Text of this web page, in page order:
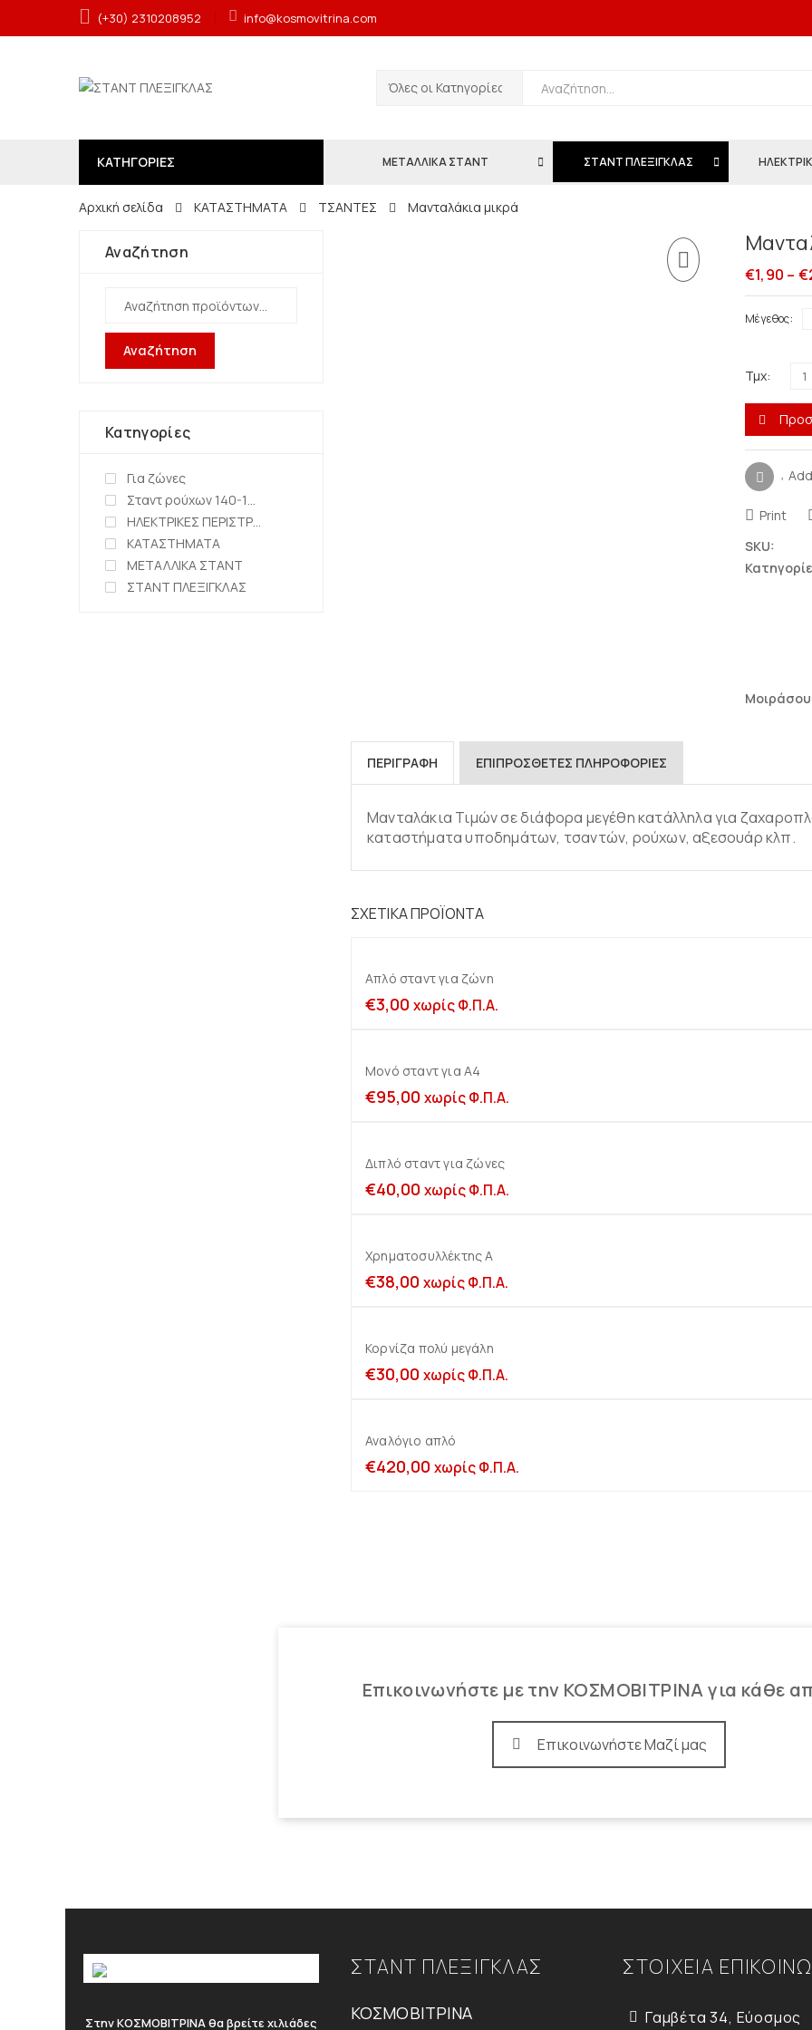
(+30) 2310208952 info@kosmovitrina.com
ΚΑΤΗΓΟΡΙΕΣ ΜΕΤΑΛΛΙΚΑ ΣΤΑΝΤ ΣΤΑΝΤ ΠΛΕΞΙΓΚΛΑΣ
Αρχική σελίδα ΚΑΤΑΣΤΗΜΑΤΑ ΤΣΑΝΤΕΣ Μανταλάκια μικρά
€1,90 – €
Μέγεθος
Τμχ:
Print
SKU:
ΠΕΡΙΓΡΑΦΉ ΕΠΙΠΡΌΣΘΕΤΕΣ ΠΛΗΡΟΦΟΡΊΕΣ
Μανταλάκια Τιμών σε διάφορα μεγέθη κατάλληλα για
καταστήματα υποδημάτων, τσαντών, ρούχων, αξεσουάρ κλπ.
ΣΧΕΤΙΚΆ ΠΡΟΪΌΝΤΑ
Απλό σταντ για ζώνη
€3,00 χωρίς Φ.Π.Α.
Μονό σταντ για Α4
€95,00 χωρίς Φ.Π.Α.
Διπλό σταντ για ζώνες
€40,00 χωρίς Φ.Π.Α.
Χρηματοσυλλέκτης A
€38,00 χωρίς Φ.Π.Α.
Κορνίζα πολύ μεγάλη
€30,00 χωρίς Φ.Π.Α.
Αναλόγιο απλό
€420,00 χωρίς Φ.Π.Α.
Αναζήτηση
Αναζήτηση
Κατηγορίες
Για ζώνες
Σταντ ρούχων 140-150cm
ΗΛΕΚΤΡΙΚΕΣ ΠΕΡΙΣΤΡΕΦΟΜΕΝΕΣ ΒΑΣΕΙΣ
ΚΑΤΑΣΤΗΜΑΤΑ
ΜΕΤΑΛΛΙΚΑ ΣΤΑΝΤ
ΣΤΑΝΤ ΠΛΕΞΙΓΚΛΑΣ
Επικοινωνήστε με την ΚΟΣΜΟΒΙΤΡΙΝΑ για κάθε
Επικοινωνήστε Μαζί μας
Στην ΚΟΣΜΟΒΙΤΡΙΝΑ θα βρείτε χιλιάδες
ΣΤΑΝΤ ΠΛΕΞΙΓΚΛΑΣ
ΚΟΣΜΟΒΙΤΡΙΝΑ
ΣΤΟΙΧΕΙΑ
Γαμβέτα 34, Εύοσμος